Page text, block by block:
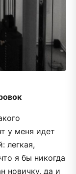
у меня идет
легкая,
я бы никогда
новичку, да и